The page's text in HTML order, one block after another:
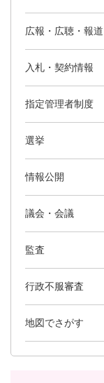
広報・広聴・報道
入札・契約情報
指定管理者制度
選挙
情報公開
議会・会議
監査
行政不服審査
地図でさがす